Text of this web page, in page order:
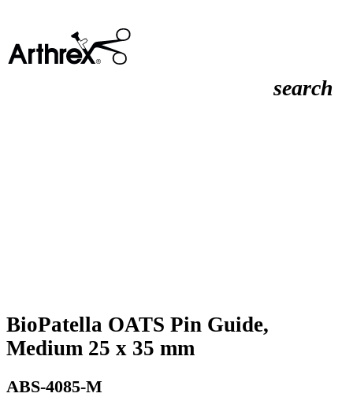
search
BioPatella OATS Pin Guide,
Medium 25 x 35 mm
ABS-4085-M